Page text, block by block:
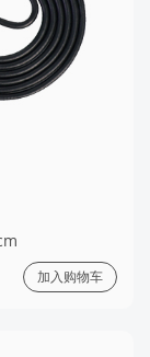
加入购物车